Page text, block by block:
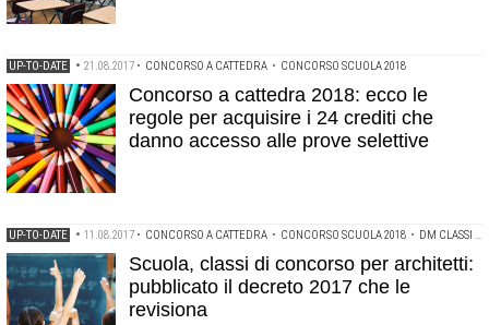
UP-TO-DATE • 21.08.2017 • CONCORSO A CATTEDRA • CONCORSO SCUOLA 2018
Concorso a cattedra 2018: ecco le
regole per acquisire i 24 crediti che
danno accesso alle prove selettive
UP-TO-DATE • 11.08.2017 • CONCORSO A CATTEDRA • CONCORSO SCUOLA 2018 • DM CLASSI DI CONCORSO
Scuola, classi di concorso per architetti:
pubblicato il decreto 2017 che le
revisiona